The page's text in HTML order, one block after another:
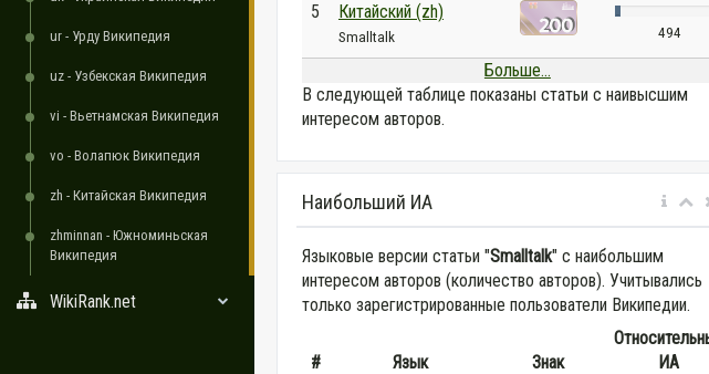
ur - Урду Википедия
uz - Узбекская Википедия
vi - Вьетнамская Википедия
vo - Волапюк Википедия
zh - Китайская Википедия
zhminnan - Южноминьская
Википедия
WikiRank.net
5 Китайский (zh)
Smalltalk 494
Больше...
В следующей таблице показаны статьи с наивысшим
интересом авторов.
Наибольший ИА
Языковые версии статьи "Smalltalk" с наибольшим
интересом авторов (количество авторов). Учитывались
только зарегистрированные пользователи Википедии.
# Язык Знак
ИА